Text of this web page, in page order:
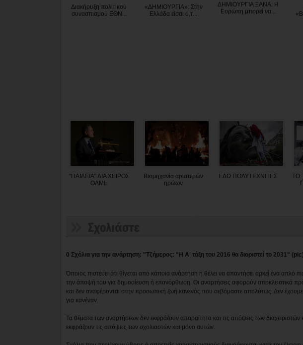
Διακήρυξη πολιτικού
συνασπισμού ΕΘΝ...
«ΔΗΜΙΟΥΡΓΙΑ»: Στην
Ελλάδα είσαι ό,τ...
ΔΗΜΙΟΥΡΓΙΑ ΞΑΝΑ: Η
Ευρώπη μπορεί να...
"ΠΑΙΔΕΙΑ" ΔΙΑ ΧΕΙΡΟΣ
ΟΛΜΕ
Βιομηχανία αριστερών
ηρώων
ΕΔΩ ΠΟΛΥΤΕΧΝΙΤΕΣ
ΤΟ
0 Σχόλια για την ανάρτηση: "Τζήμερος: "Η Α' τάξη του 2016 θα διοριστεί το 2031"
Όποιος πιστεύει ότι θίγεται από κάποια ανάρτηση ή θέλει να απαντήσει αρκεί ένα
την άποψή του για δημοσίευση ή επανόρθωση. Οι αναρτήσεις αφορούν αποκλειστικά
και δεν αναφέρονται στην προσωπική ζωή κανενός που σεβόμαστε απολύτως. Δεν
για κανέναν.
Τα θέματα των αναρτήσεων δεν εκφράζουν απαραίτητα και τις απόψεις των
εκφράζουν τις απόψεις των σχολιαστών και μόνο αυτών.